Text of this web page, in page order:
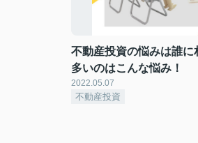
不動産投資の悩みは誰
多いのはこんな悩み！
2022.05.07
不動産投資